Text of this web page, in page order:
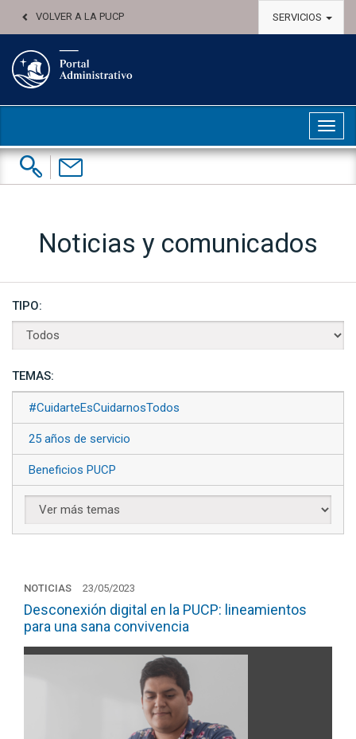
VOLVER A LA PUCP SERVICIOS
Buscar:
Contáctenos
Noticias y comunicados
TIPO:
TEMAS:
#CuidarteEsCuidarnosTodos
25 años de servicio
Beneficios PUCP
NOTICIAS 23/05/2023
Desconexión digital en la PUCP: lineamientos
para una sana convivencia